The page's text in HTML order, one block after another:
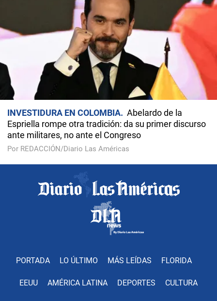
INVESTIDURA EN COLOMBIA
Abelardo de la
Espriella rompe otra tradición: da su primer discurso
ante militares, no ante el Congreso
Por REDACCIÓN/Diario Las Américas
PORTADA LO ÚLTIMO MÁS LEÍDAS FLORIDA
EEUU AMÉRICA LATINA DEPORTES CULTURA